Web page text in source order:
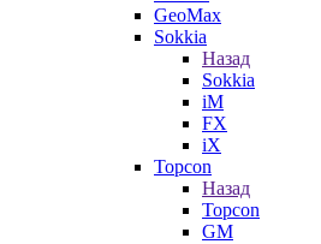
GeoMax
Sokkia
Назад
Sokkia
iM
FX
iX
Topcon
Назад
Topcon
GM